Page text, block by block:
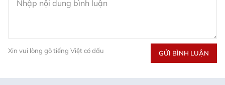
Xin vui lòng gõ tiếng Việt có dấu GỬI BÌNH LUẬN